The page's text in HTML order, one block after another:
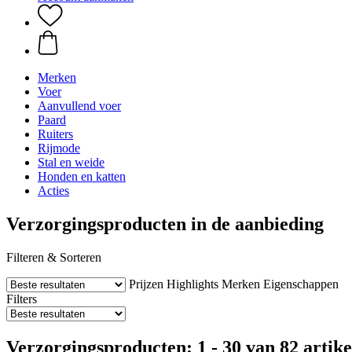
Merken
Voer
Aanvullend voer
Paard
Ruiters
Rijmode
Stal en weide
Honden en katten
Acties
Verzorgingsproducten in de aanbieding
Filteren & Sorteren
Prijzen Highlights Merken Eigenschappen
Filters
Verzorgingsproducten: 1 - 30 van 82